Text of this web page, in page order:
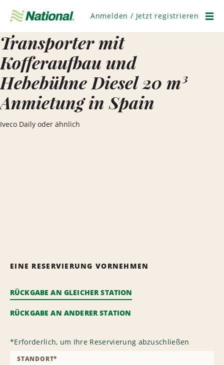
überspringen
Anmelden / Jetzt registrieren
Transporter mit
Kofferaufbau und
Hebebühne Diesel 20 m³
Anmietung in Spain
Iveco Daily oder ähnlich
EINE RESERVIERUNG VORNEHMEN
RÜCKGABE AN GLEICHER STATION
RÜCKGABE AN ANDERER STATION
*Erforderlich, um Ihre Reservierung abzuschließen
STANDORT*